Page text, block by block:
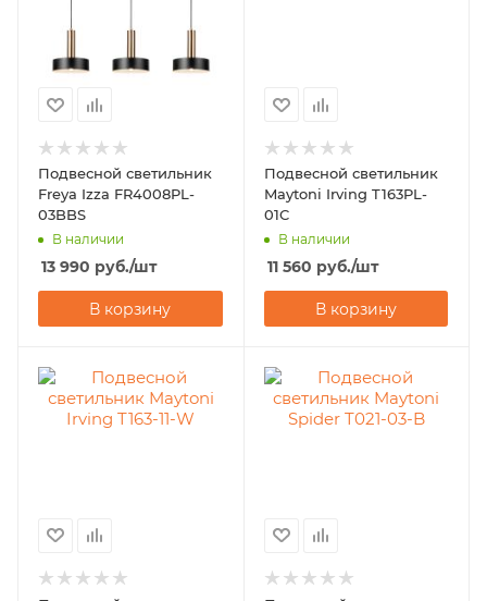
Подвесной светильник
Freya Izza FR4008PL-
03BBS
В наличии
13 990 руб./шт
В корзину
Подвесной светильник
Maytoni Irving T163PL-
01C
В наличии
11 560 руб./шт
В корзину